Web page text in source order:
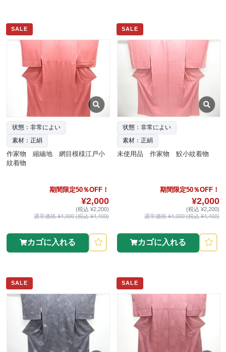
SALE
状態：非常によい
素材：正絹
作家物 縮緬地 網目模様江戸小
紋着物
期間限定50％OFF！
¥2,000
(税込 ¥2,200)
通常価格 ¥4,000 (税込 ¥4,400)
カゴに入れる
SALE
状態：非常によい
素材：正絹
未使用品 作家物 鮫小紋着物
期間限定50％OFF！
¥2,000
(税込 ¥2,200)
通常価格 ¥4,000 (税込 ¥4,400)
カゴに入れる
SALE SALE